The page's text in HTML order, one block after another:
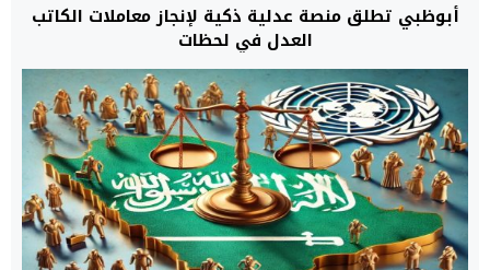
أبوظبي تطلق منصة عدلية ذكية لإنجاز معاملات الكاتب
العدل في لحظات